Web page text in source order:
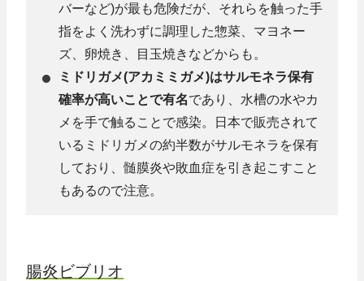
バーなど)が最も危険だが、それらを触った手
指をよく洗わずに調理した惣菜、マヨネー
ズ、卵焼き、目玉焼きなどからも。
ミドリガメ(アカミミガメ)はサルモネラ保有
確率が高いことで有名であり、水槽の水やカ
メを手で触ることで感染。日本で販売されて
いるミドリガメの約半数がサルモネラを保有
しており、髄膜炎や敗血症を引き起こすこと
もあるので注意。
腸炎ビブリオ